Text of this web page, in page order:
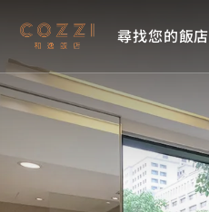
尋找您的飯店